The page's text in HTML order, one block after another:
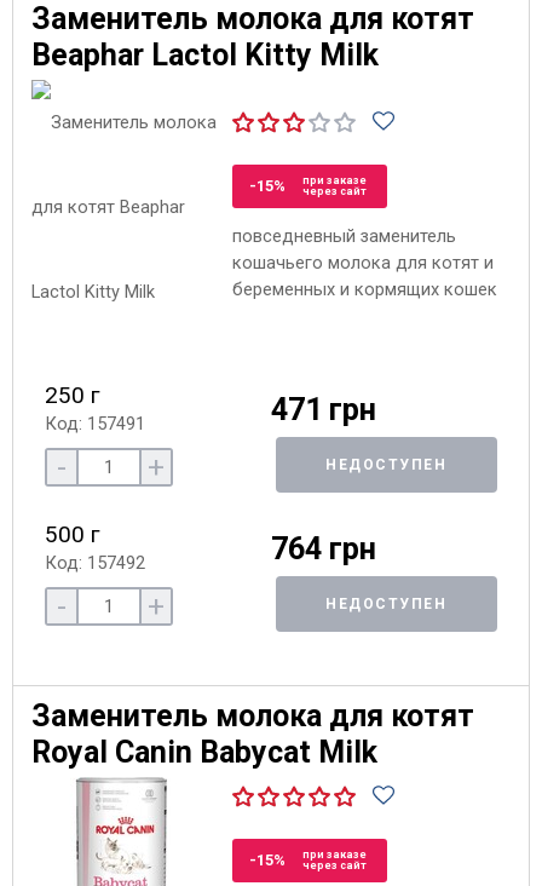
Заменитель молока для котят
Beaphar Lactol Kitty Milk
-15%
при заказе
через сайт
повседневный заменитель
кошачьего молока для котят и
беременных и кормящих кошек
250 г
Код: 157491 471 грн
- + НЕДОСТУПЕН
500 г
Код: 157492 764 грн
- + НЕДОСТУПЕН
Заменитель молока для котят
Royal Canin Babycat Milk
-15%
при заказе
через сайт